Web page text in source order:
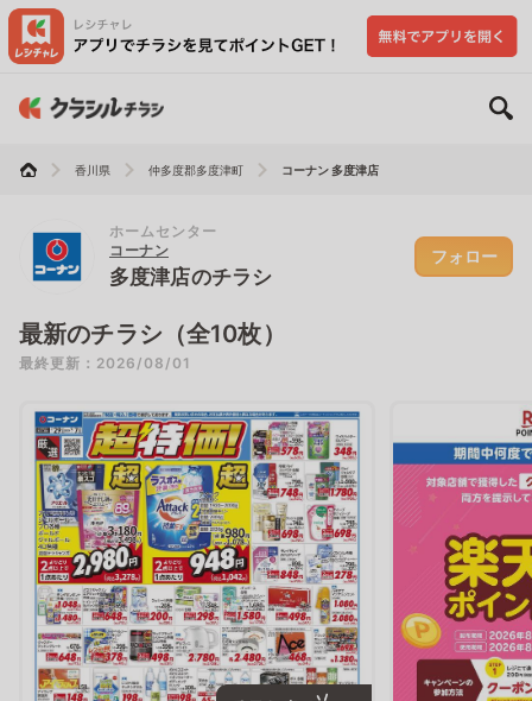
香川県 仲多度郡多度津町 コーナン 多度津店
ホームセンター
コーナン
多度津店のチラシ
フォロー
最新のチラシ（全10枚）
最終更新：2026/08/01